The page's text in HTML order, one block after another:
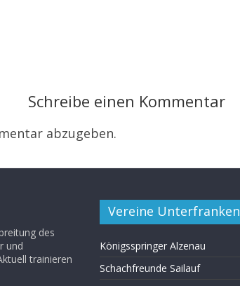
Schreibe einen Kommentar
abzugeben.
des
und
trainieren
Vereine Unterfranken
Königsspringer Alzenau
Schachfreunde Sailauf